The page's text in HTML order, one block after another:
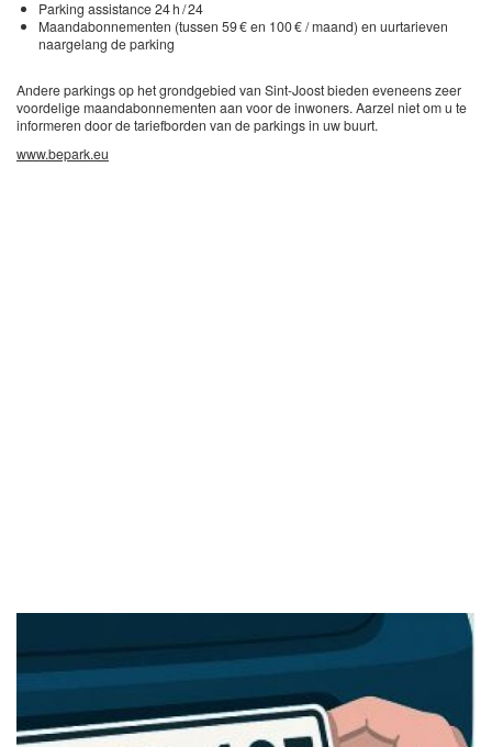
Parking assistance 24 h / 24
Maandabonnementen (tussen 59 € en 100 € / maand) en uurtarieven
naargelang de parking
Andere parkings op het grondgebied van Sint-Joost bieden eveneens zeer
voordelige maandabonnementen aan voor de inwoners. Aarzel niet om u te
informeren door de tariefborden van de parkings in uw buurt.
www.bepark.eu